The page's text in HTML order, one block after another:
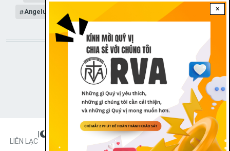
×
Angelus Đức Giáo hoàng Lêô XIV General Audience
STAY CONNECTED WITH US!
FOOTER
LIÊN LẠC